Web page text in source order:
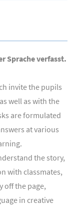
Sprache verfasst.
invite the pupils
well as with the
are formulated
at various
the story,
with classmates,
off the page,
in creative